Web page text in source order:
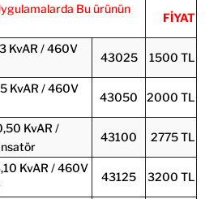
Bu ürünün
FİYAT
KvAR / 460V
43025 1500 TL
KvAR / 460V
43050 2000 TL
KvAR /
43100 2775 TL
KvAR / 460V
43125 3200 TL